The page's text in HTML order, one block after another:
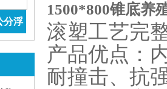
分浮
1500*800锥底养
滚塑工艺完
产品优点：
耐撞击、抗